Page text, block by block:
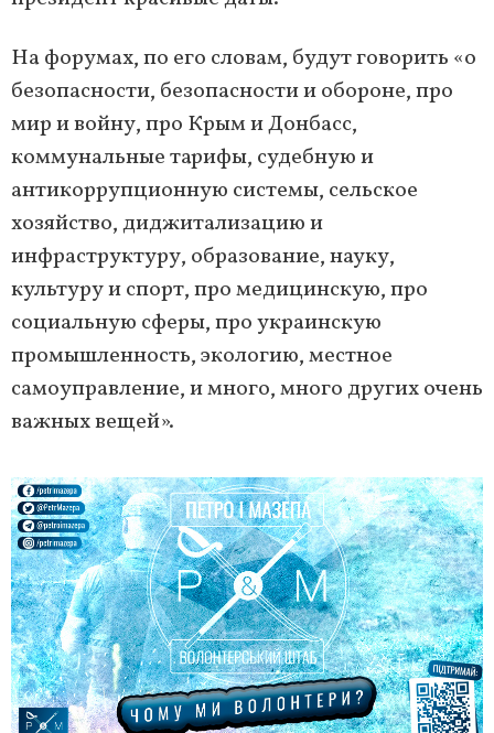
На форумах, по его словам, будут говорить «о
безопасности, безопасности и обороне, про
мир и войну, про Крым и Донбасс,
коммунальные тарифы, судебную и
антикоррупционную системы, сельское
хозяйство, диджитализацию и
инфраструктуру, образование, науку,
культуру и спорт, про медицинскую, про
социальную сферы, про украинскую
промышленность, экологию, местное
самоуправление, и много, много других очень
важных вещей».